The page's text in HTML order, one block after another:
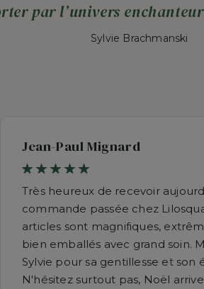
par l’univers
Sylvie Brachmanski
Jean-Paul Mignard
Très heureux de recevoir
commande passée chez
articles sont magnifiques,
bien emballés avec grand soin.
Sylvie pour sa gentillesse et son
N'hésitez surtout pas, Noël